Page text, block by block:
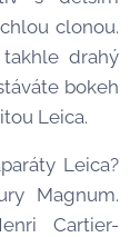
clonou.
drahý
bokeh
Leica.
Leica?
Magnum.
Cartier-